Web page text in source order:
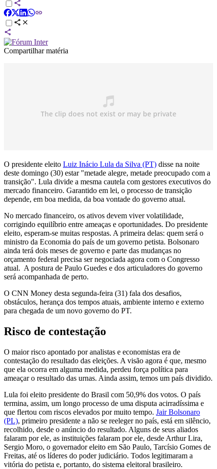
Compartilhar matéria
O presidente eleito Luiz Inácio Lula da Silva (PT) disse na noite
deste domingo (30) estar "metade alegre, metade preocupado com a
transição". Lula divide a mesma cautela com gestores executivos do
mercado financeiro. Garantido em lei, o processo de transição
depende, em boa medida, da boa vontade do governo atual.
No mercado financeiro, os ativos devem viver volatilidade,
corrigindo equilíbrio entre ameaças e oportunidades. Do presidente
eleito, esperam-se muitas respostas. A primeira delas: quem será o
ministro da Economia do país de um governo petista. Bolsonaro
ainda terá dois meses de governo e parte das mudanças no
orçamento federal precisa ser negociada agora com o Congresso
atual. A postura de Paulo Guedes e dos articuladores do governo
será acompanhada de perto.
O CNN Money desta segunda-feira (31) fala dos desafios,
obstáculos, herança dos tempos atuais, ambiente interno e externo
para chegada de um novo governo do PT.
Risco de contestação
O maior risco apontado por analistas e economistas era de
contestação do resultado das eleições. A visão agora é que, mesmo
que ela ocorra em alguma medida, perdeu força política para
ameaçar o resultado das urnas. Ainda assim, temos um país dividido.
Lula foi eleito presidente do Brasil com 50,9% dos votos. O país
termina, assim, um longo processo de uma disputa acirradíssima e
que flertou com riscos elevados por muito tempo. Jair Bolsonaro
(PL), primeiro presidente a não se reeleger no país, está em silêncio,
recolhido, desde o anúncio do resultado. Alguns de seus aliados
falaram por ele, as instituições falaram por ele, desde Arthur Lira,
Sergio Moro, o governador eleito em São Paulo, Tarcísio Gomes de
Freitas, até os líderes do poder judiciário. Todos legitimaram a
vitória do petista e, portanto, do sistema eleitoral brasileiro.